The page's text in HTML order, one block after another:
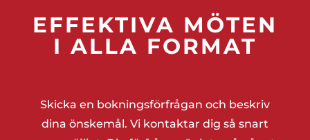
EFFEKTIVA MÖTEN
I ALLA FORMAT
Skicka en bokningsförfrågan och beskriv
dina önskemål. Vi kontaktar dig så snart